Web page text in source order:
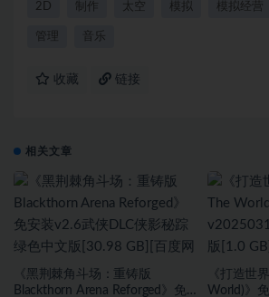
2D 制作 太空 模拟 模拟经营
管理 音乐
收藏 链接
相关文章
《黑荆棘角斗场：重铸版
Blackthorn Arena Reforged》免
《打造世
World)》